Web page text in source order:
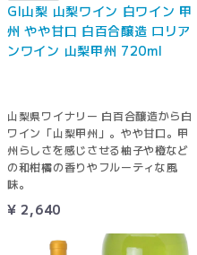
GI山梨 山梨ワイン 白ワイン 甲
州 やや甘口 白百合醸造 ロリア
ンワイン 山梨甲州 720ml
山梨県ワイナリー 白百合醸造から白
ワイン「山梨甲州」。やや甘口。甲
州らしさを感じさせる柚子や橙など
の和柑橘の香りやフルーティな風
味。
¥ 2,640